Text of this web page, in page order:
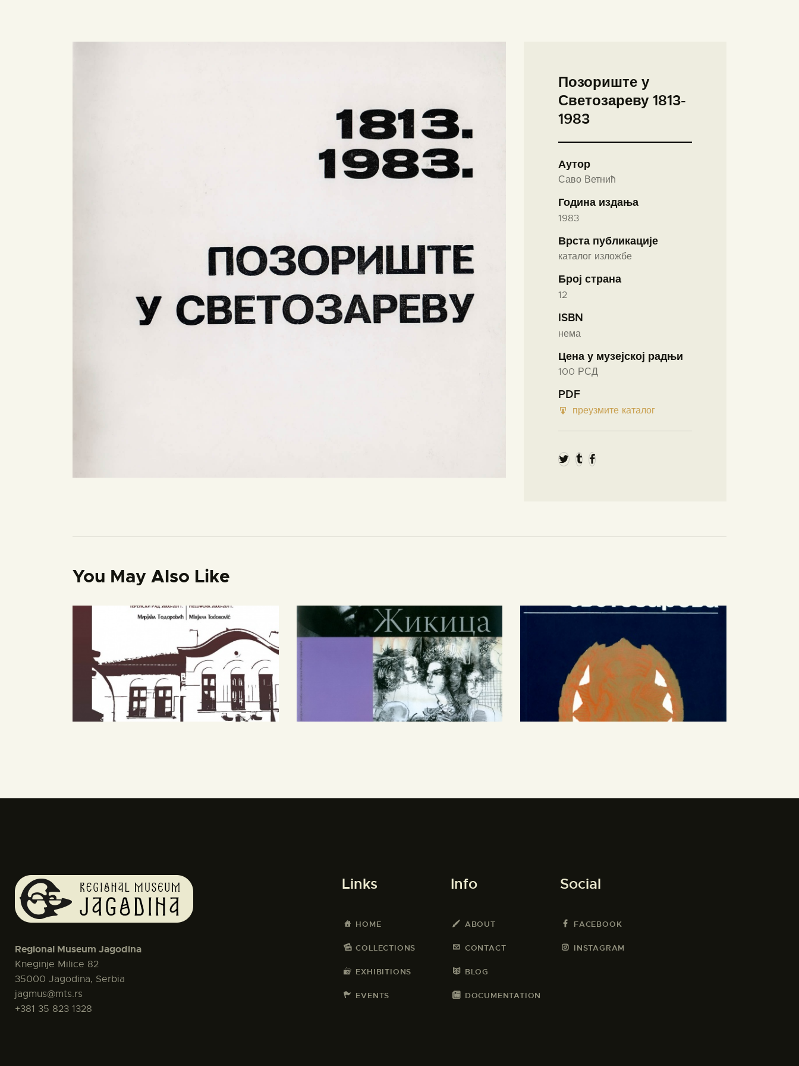
Позориште у
Светозареву 1813-
1983
Аутор
Саво Ветнић
Година издања
1983
Врста публикације
каталог изложбе
Број страна
12
ISBN
нема
Цена у музејској радњи
100 РСД
PDF
преузмите каталог
You May Also Like
Regional Museum Jagodina
Kneginje Milice 82
35000 Jagodina, Serbia
jagmus@mts.rs
+381 35 823 1328
Links
HOME
COLLECTIONS
EXHIBITIONS
EVENTS
Info
ABOUT
CONTACT
BLOG
DOCUMENTATION
Social
FACEBOOK
INSTAGRAM